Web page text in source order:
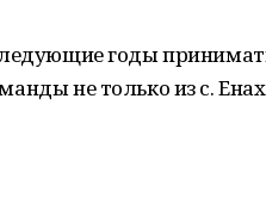
годы
не только из с.